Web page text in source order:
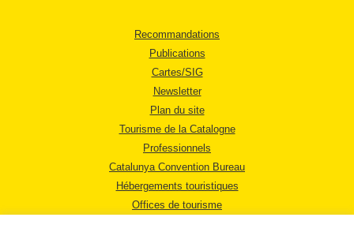
Recommandations
Publications
Cartes/SIG
Newsletter
Plan du site
Tourisme de la Catalogne
Professionnels
Catalunya Convention Bureau
Hébergements touristiques
Offices de tourisme